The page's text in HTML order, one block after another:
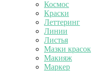
Космос
Краски
Леттеринг
Линии
Листья
Мазки красок
Макияж
Маркер